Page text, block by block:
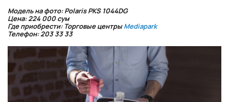
Модель на фото: Polaris PKS 1044DG
Цена: 224 000 сум
Где приобрести: Торговые центрыMediapark
Телефон: 203 33 33